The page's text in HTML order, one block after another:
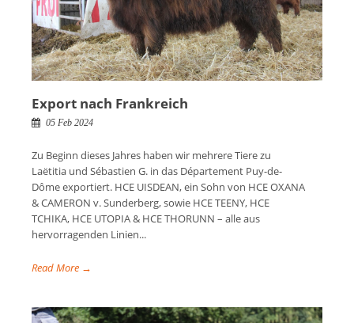
Export nach Frankreich
05 Feb 2024
Zu Beginn dieses Jahres haben wir mehrere Tiere zu
Laëtitia und Sébastien G. in das Département Puy-de-
Dôme exportiert. HCE UISDEAN, ein Sohn von HCE OXANA
& CAMERON v. Sunderberg, sowie HCE TEENY, HCE
TCHIKA, HCE UTOPIA & HCE THORUNN – alle aus
hervorragenden Linien...
Read More →